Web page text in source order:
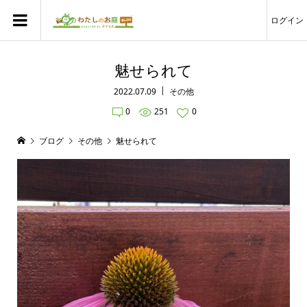
ログイン
魅せられて
2022.07.09
その他
0
251 0
ブログ その他 魅せられて